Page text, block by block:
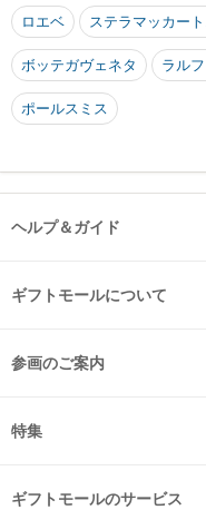
ロエベ ステラマッカー
ボッテガヴェネタ ラル
ポールスミス
ヘルプ＆ガイド
ギフトモールについて
参画のご案内
特集
ギフトモールのサービス